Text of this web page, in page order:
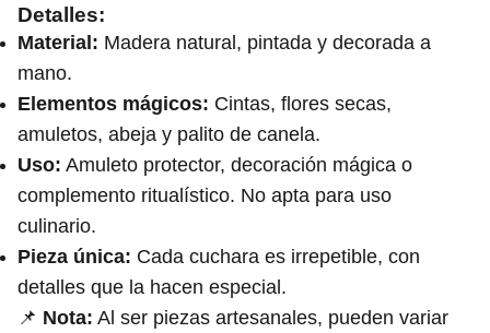
Detalles:
Material: Madera natural, pintada y decorada a
mano.
Elementos mágicos: Cintas, flores secas,
amuletos, abeja y palito de canela.
Uso: Amuleto protector, decoración mágica o
complemento ritualístico. No apta para uso
culinario.
Pieza única: Cada cuchara es irrepetible, con
detalles que la hacen especial.
📌 Nota: Al ser piezas artesanales, pueden variar